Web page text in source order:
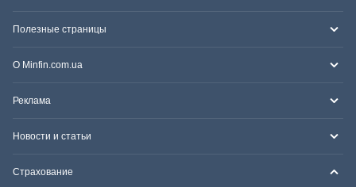
Полезные страницы
О Minfin.com.ua
Реклама
Новости и статьи
Страхование